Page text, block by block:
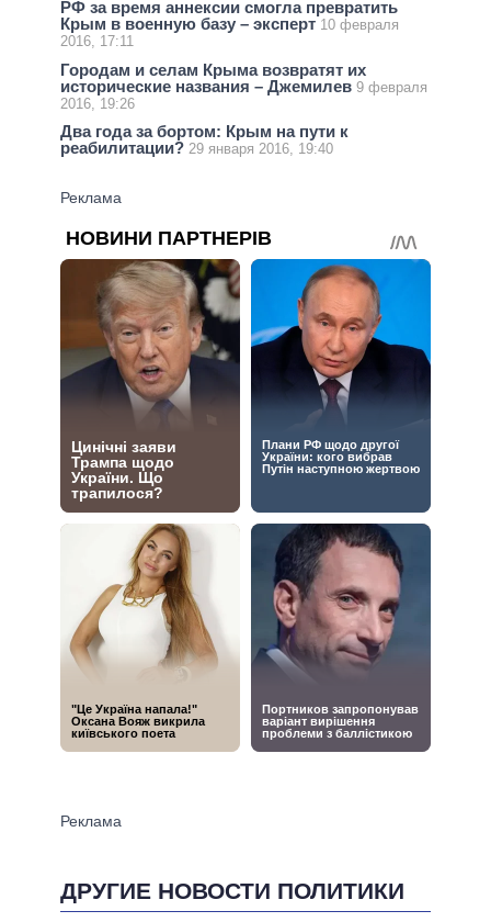
РФ за время аннексии смогла превратить
Крым в военную базу – эксперт 10 февраля
2016, 17:11
Городам и селам Крыма возвратят их
исторические названия – Джемилев 9 февраля
2016, 19:26
Два года за бортом: Крым на пути к
реабилитации? 29 января 2016, 19:40
ДРУГИЕ НОВОСТИ ПОЛИТИКИ